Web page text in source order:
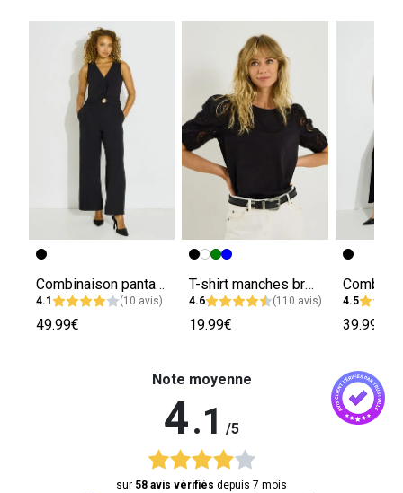
Combinaison pantalon habillée femme
4.1 (10 avis)
49.99€
T-shirt manches broderie anglaise femme
4.6 (110 avis)
19.99€
4.5
39.99€
Note moyenne
4.1 /5
sur 58 avis vérifiés depuis 7 mois